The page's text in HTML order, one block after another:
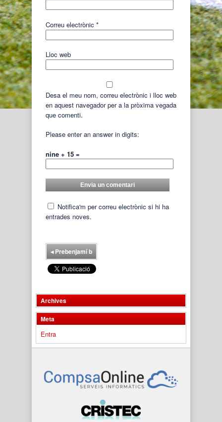
Correu electrònic *
Lloc web
Desa el meu nom, correu electrònic i lloc web
en aquest navegador per a la pròxima vegada
que comenti.
Please enter an answer in digits:
nine + 15 =
Notifica'm per correu electrònic si hi ha
entrades noves.
◂Prebenjamí b
Archives
Meta
Entra